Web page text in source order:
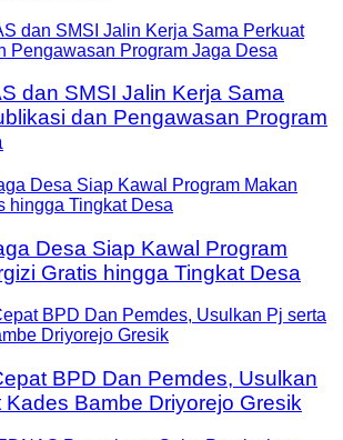
dan SMSI Jalin Kerja Sama
dan Pengawasan Program
Desa Siap Kawal Program
Gratis hingga Tingkat Desa
BPD Dan Pemdes, Usulkan
Kades Bambe Driyorejo Gresik